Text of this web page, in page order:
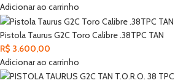
Adicionar ao carrinho
Pistola Taurus G2C Toro Calibre .38TPC TAN
R$ 3.600,00
Adicionar ao carrinho